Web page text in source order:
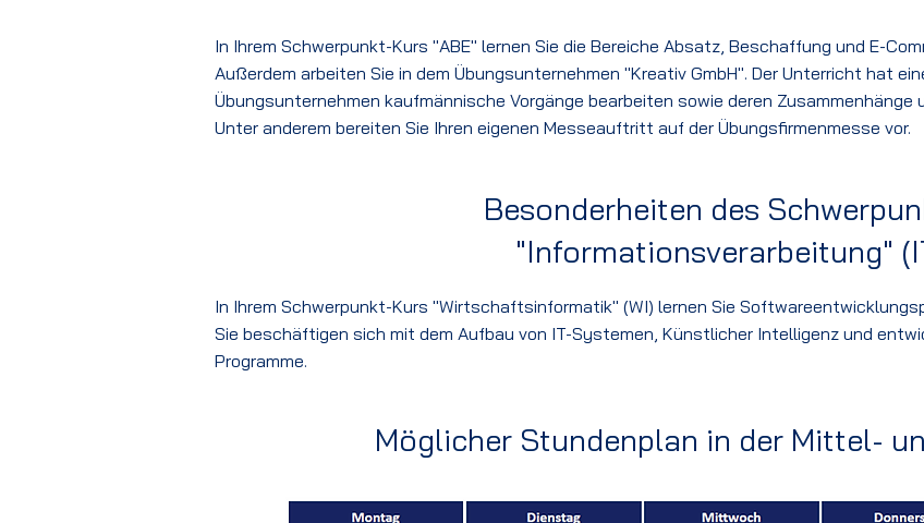
In Ihrem Schwerpunkt-Kurs "ABE" lernen Sie die Bereiche Absatz, Beschaffung und E-
Außerdem arbeiten Sie in dem Übungsunternehmen "Kreativ GmbH". Der Unterricht hat
Übungsunternehmen kaufmännische Vorgänge bearbeiten sowie deren Zusammenhänge
Unter anderem bereiten Sie Ihren eigenen Messeauftritt auf der Übungsfirmenmesse vor.
Besonderheiten des
"Informationsverarbeitung"
In Ihrem Schwerpunkt-Kurs "Wirtschaftsinformatik" (WI) lernen Sie
Sie beschäftigen sich mit dem Aufbau von IT-Systemen, Künstlicher Intelligenz und
Programme.
Möglicher Stundenplan in der Mittel-